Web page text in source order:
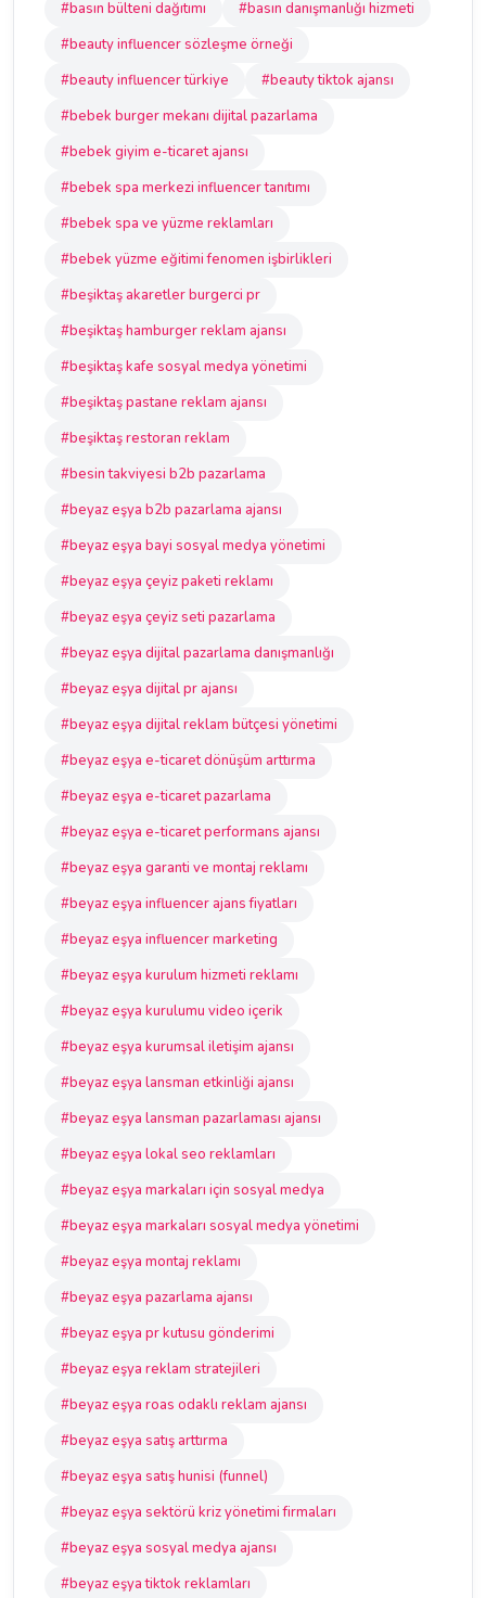
#basın bülteni dağıtımı
#basın danışmanlığı hizmeti
#beauty influencer sözleşme örneği
#beauty influencer türkiye
#beauty tiktok ajansı
#bebek burger mekanı dijital pazarlama
#bebek giyim e-ticaret ajansı
#bebek spa merkezi influencer tanıtımı
#bebek spa ve yüzme reklamları
#bebek yüzme eğitimi fenomen işbirlikleri
#beşiktaş akaretler burgerci pr
#beşiktaş hamburger reklam ajansı
#beşiktaş kafe sosyal medya yönetimi
#beşiktaş pastane reklam ajansı
#beşiktaş restoran reklam
#besin takviyesi b2b pazarlama
#beyaz eşya b2b pazarlama ajansı
#beyaz eşya bayi sosyal medya yönetimi
#beyaz eşya çeyiz paketi reklamı
#beyaz eşya çeyiz seti pazarlama
#beyaz eşya dijital pazarlama danışmanlığı
#beyaz eşya dijital pr ajansı
#beyaz eşya dijital reklam bütçesi yönetimi
#beyaz eşya e-ticaret dönüşüm arttırma
#beyaz eşya e-ticaret pazarlama
#beyaz eşya e-ticaret performans ajansı
#beyaz eşya garanti ve montaj reklamı
#beyaz eşya influencer ajans fiyatları
#beyaz eşya influencer marketing
#beyaz eşya kurulum hizmeti reklamı
#beyaz eşya kurulumu video içerik
#beyaz eşya kurumsal iletişim ajansı
#beyaz eşya lansman etkinliği ajansı
#beyaz eşya lansman pazarlaması ajansı
#beyaz eşya lokal seo reklamları
#beyaz eşya markaları için sosyal medya
#beyaz eşya markaları sosyal medya yönetimi
#beyaz eşya montaj reklamı
#beyaz eşya pazarlama ajansı
#beyaz eşya pr kutusu gönderimi
#beyaz eşya reklam stratejileri
#beyaz eşya roas odaklı reklam ajansı
#beyaz eşya satış arttırma
#beyaz eşya satış hunisi (funnel)
#beyaz eşya sektörü kriz yönetimi firmaları
#beyaz eşya sosyal medya ajansı
#beyaz eşya tiktok reklamları